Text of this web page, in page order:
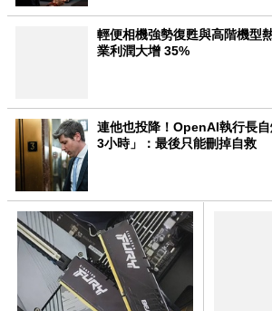
輕便相機強勢復甦與高階機型
業利潤大增 35%
連他也投降！OpenAI執行長
3小時」：最後只能刪掉自救